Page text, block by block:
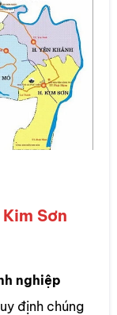
Sơn
nghiệp
định chúng